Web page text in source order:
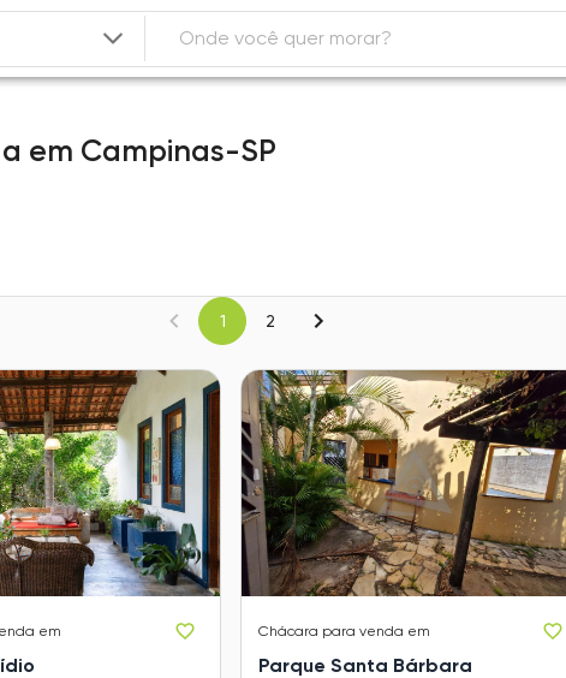
em Campinas-SP
1 2
em Chácara para venda em
Parque Santa Bárbara